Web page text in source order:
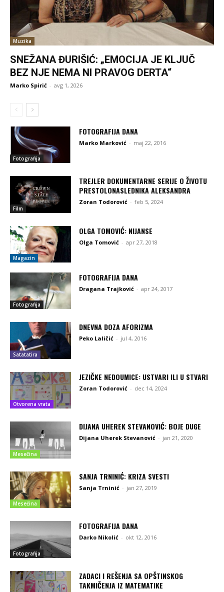
Muzika
SNEŽANA ĐURIŠIĆ: „EMOCIJA JE KLJUČ
BEZ NJE NEMA NI PRAVOG DERTA“
Marko Spirić - avg 1, 2026
Fotografija
FOTOGRAFIJA DANA
Marko Marković - maj 22, 2016
Film
TREJLER DOKUMENTARNE SERIJE O ŽIVOTU
PRESTOLONASLEDNIKA ALEKSANDRA
Zoran Todorović - feb 5, 2024
Magazin
OLGA TOMOVIĆ: NIJANSE
Olga Tomović - apr 27, 2018
Fotografija
FOTOGRAFIJA DANA
Dragana Trajković - apr 24, 2017
Satatatira
DNEVNA DOZA AFORIZMA
Peko Laličić - jul 4, 2016
Otvorena vrata
JEZIČKE NEDOUMICE: USTVARI ILI U STVARI
Zoran Todorović - dec 14, 2024
Mesečina
DIJANA UHEREK STEVANOVIĆ: BOJE DUGE
Dijana Uherek Stevanović - jan 21, 2020
Mesečina
SANJA TRNINIĆ: KRIZA SVESTI
Sanja Trninić - jan 27, 2019
Fotografija
FOTOGRAFIJA DANA
Darko Nikolić - okt 12, 2016
ZADACI I REŠENJA SA OPŠTINSKOG
TAKMIČENJA IZ MATEMATIKE